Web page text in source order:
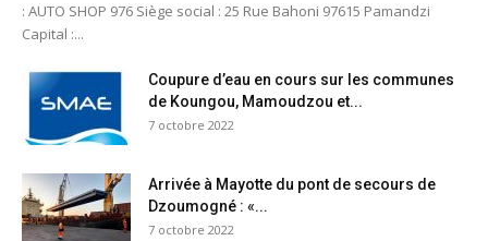
: AUTO SHOP 976 Siège social : 25 Rue Bahoni 97615 Pamandzi
Capital :...
Coupure d’eau en cours sur les communes
de Koungou, Mamoudzou et...
7 octobre 2022
Arrivée à Mayotte du pont de secours de
Dzoumogné : «...
7 octobre 2022